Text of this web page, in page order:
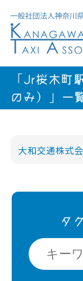
「Jr桜木町
のみ）」一
大和交通株式
タ